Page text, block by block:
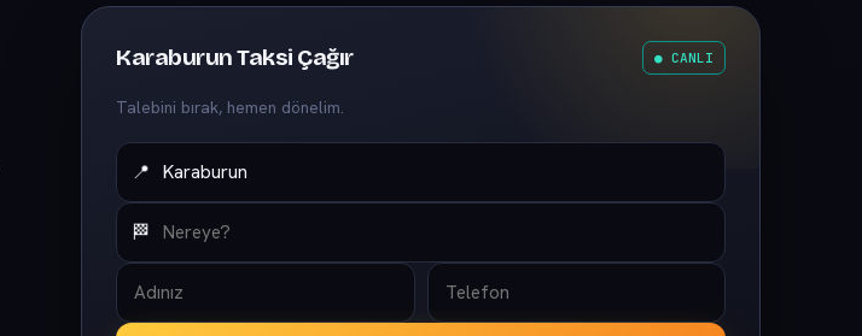
Karaburun Taksi Çağır ● CANLI
Talebini bırak, hemen dönelim.
📍
🏁